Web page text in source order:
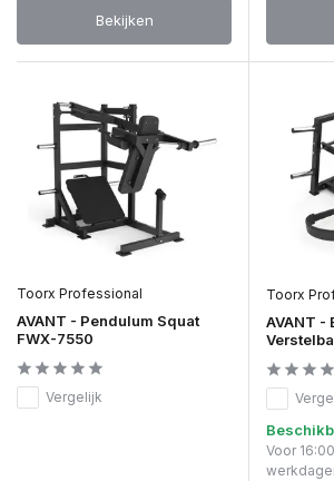
Bekijken
Toorx Professional
AVANT - Pendulum Squat
FWX-7550
Vergelijk
Toorx
AVANT -
Voor